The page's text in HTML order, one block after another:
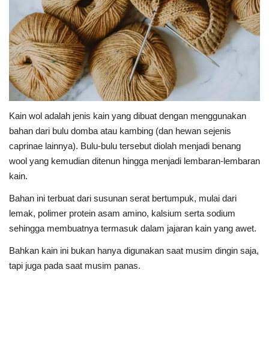
Kain wol adalah jenis kain yang dibuat dengan menggunakan
bahan dari bulu domba atau kambing (dan hewan sejenis
caprinae lainnya). Bulu-bulu tersebut diolah menjadi benang
wool yang kemudian ditenun hingga menjadi lembaran-lembaran
kain.
Bahan ini terbuat dari susunan serat bertumpuk, mulai dari
lemak, polimer protein asam amino, kalsium serta sodium
sehingga membuatnya termasuk dalam jajaran kain yang awet.
Bahkan kain ini bukan hanya digunakan saat musim dingin saja,
tapi juga pada saat musim panas.